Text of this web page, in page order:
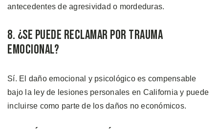
antecedentes de agresividad o mordeduras.
8. ¿Se Puede Reclamar por Trauma
Emocional?
Sí. El daño emocional y psicológico es compensable
bajo la ley de lesiones personales en California y puede
incluirse como parte de los daños no económicos.